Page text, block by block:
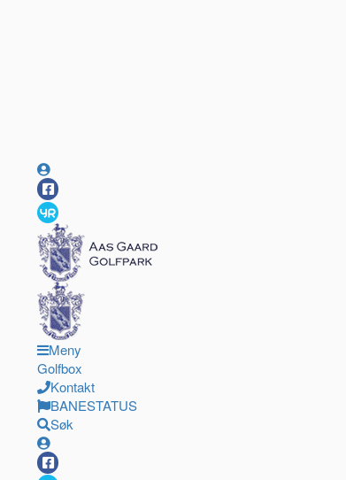
Meny
Golfbox
Kontakt
BANESTATUS
Søk